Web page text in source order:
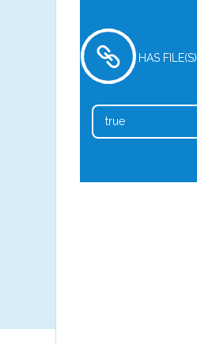
HAS FILE(S)
true